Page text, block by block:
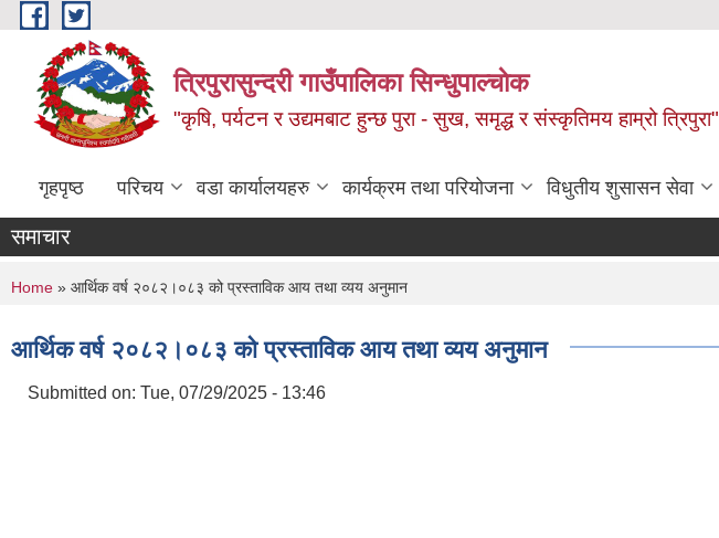
Skip to main content
त्रिपुरासुन्दरी गाउँपालिका सिन्धुपाल्चाेक
"कृषि, पर्यटन र उद्यमबाट हुन्छ पुरा - सुख, समृद्ध र संस्कृतिमय हाम्रो त्रिपुरा"
गृहपृष्ठ परिचय वडा कार्यालयहरु कार्यक्रम तथा परियोजना विधुतीय शुसासन सेवा
समाचार
You are here
Home » आर्थिक वर्ष २०८२।०८३ को प्रस्ताविक आय तथा व्यय अनुमान
आर्थिक वर्ष २०८२।०८३ को प्रस्ताविक आय तथा व्यय अनुमान
Submitted on: Tue, 07/29/2025 - 13:46